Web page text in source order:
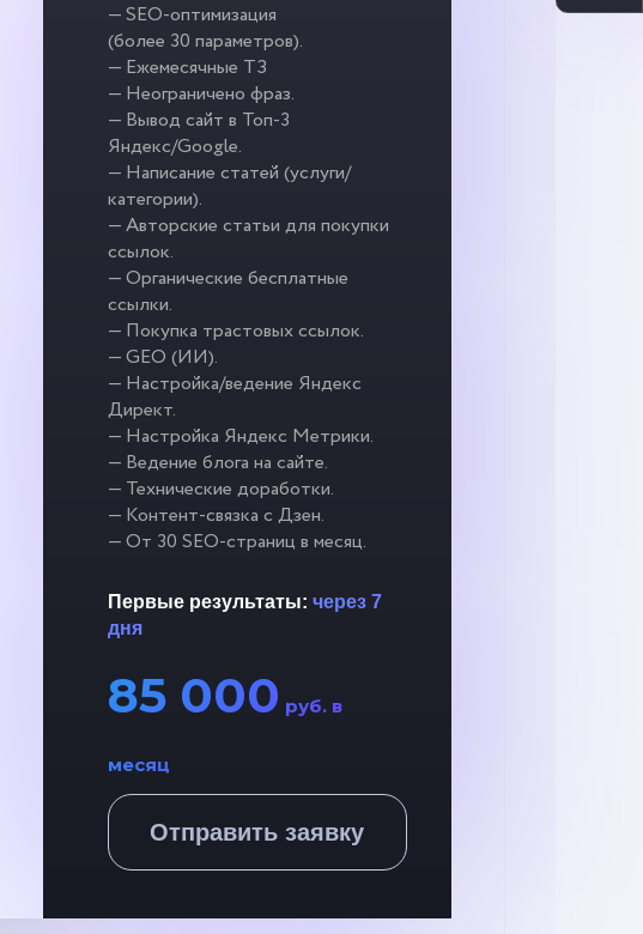
— SEO-оптимизация
(более 30 параметров).
— Ежемесячные ТЗ
— Неограничено фраз.
— Вывод сайт в Топ-3
Яндекс/Google.
— Написание статей (услуги/
категории).
— Авторские статьи для покупки
ссылок.
— Органические бесплатные
ссылки.
— Покупка трастовых ссылок.
— GEO (ИИ).
— Настройка/ведение Яндекс
Директ.
— Настройка Яндекс Метрики.
— Ведение блога на сайте.
— Технические доработки.
— Контент-связка с Дзен.
— От 30 SEO-страниц в месяц.
Первые результаты: через 7
дня
85 000 руб. в
месяц
Отправить заявку